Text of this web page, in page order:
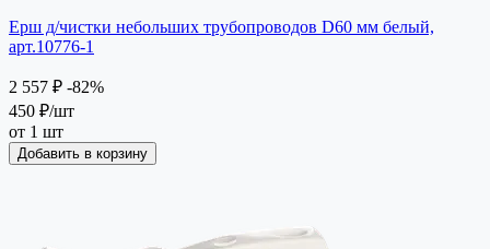
Ерш д/чистки небольших трубопроводов D60 мм белый,
арт.10776-1
2 557 ₽ -82%
450 ₽/шт
от 1 шт
Добавить в корзину